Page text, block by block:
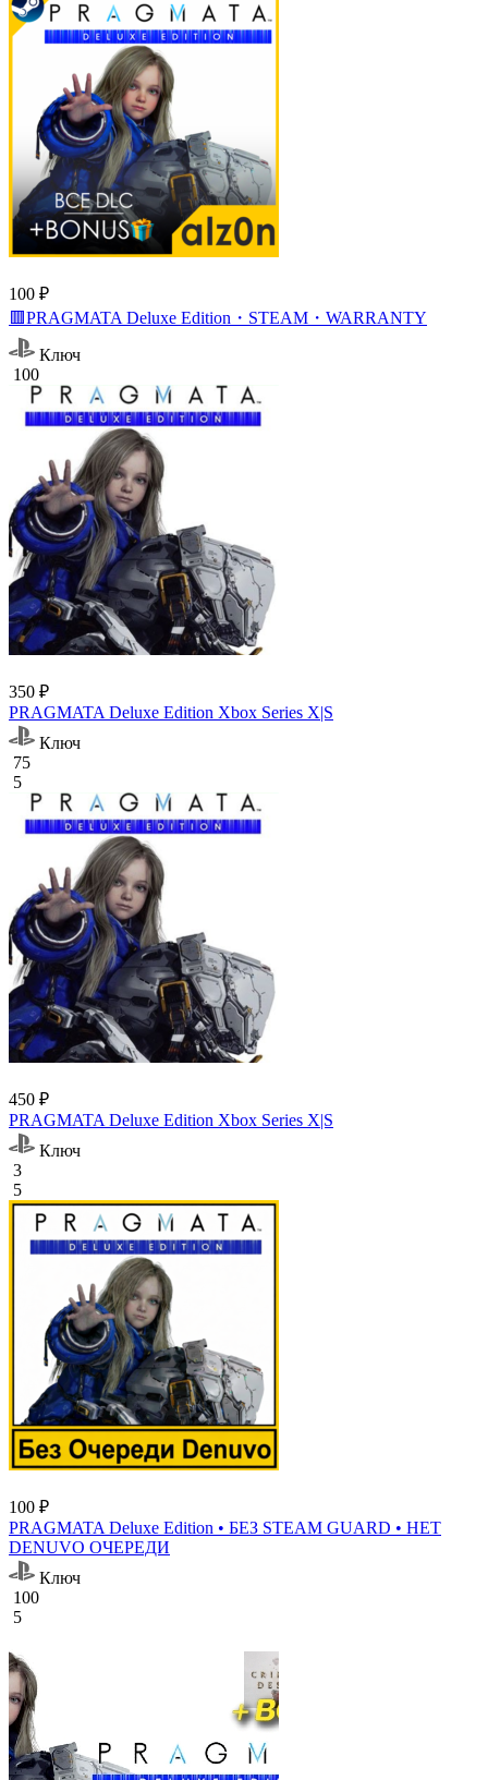
100 ₽
🟥PRAGMATA Deluxe Edition・STEAM・WARRANTY
Ключ
100
350 ₽
PRAGMATA Deluxe Edition Xbox Series X|S
Ключ
75
5
450 ₽
PRAGMATA Deluxe Edition Xbox Series X|S
Ключ
3
5
100 ₽
PRAGMATA Deluxe Edition • БЕЗ STEAM GUARD • НЕТ
DENUVO ОЧЕРЕДИ
Ключ
100
5